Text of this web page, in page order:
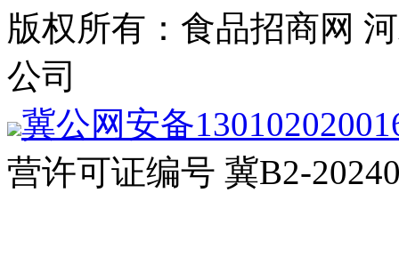
版权所有：食品招商网
公司
冀公网安备
营许可证编号 冀B2-